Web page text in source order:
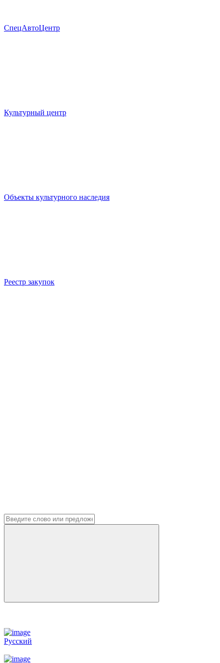
СпецАвтоЦентр
Культурный центр
Объекты культурного наследия
Реестр закупок
Русский